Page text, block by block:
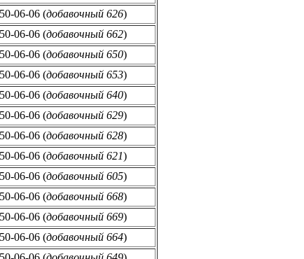
06-06 (добавочный 626)
06-06 (добавочный 662)
06-06 (добавочный 650)
06-06 (добавочный 653)
06-06 (добавочный 640)
06-06 (добавочный 629)
06-06 (добавочный 628)
06-06 (добавочный 621)
06-06 (добавочный 605)
06-06 (добавочный 668)
06-06 (добавочный 669)
06-06 (добавочный 664)